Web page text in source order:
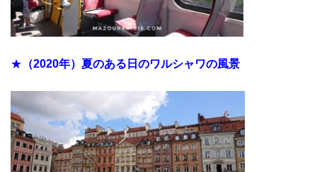
★ （2020年）夏のある日のワルシャワの風景